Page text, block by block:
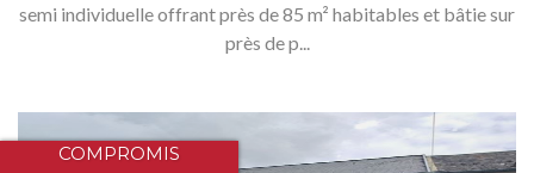
semi individuelle offrant près de 85 m² habitables et bâtie sur
près de p...
COMPROMIS